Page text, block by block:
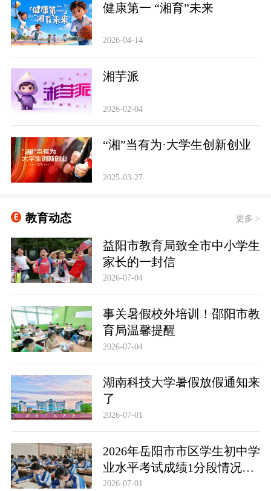
健康第一 “湘育”未来
2026-04-14
‌湘芋派
2026-02-04
“湘”当有为·大学生创新创业
2025-03-27
教育动态 更多 >
益阳市教育局致全市中小学生
家长的一封信
2026-07-04
事关暑假校外培训！邵阳市教
育局温馨提醒
2026-07-04
湖南科技大学暑假放假通知来
了
2026-07-01
2026年岳阳市市区学生初中学
业水平考试成绩1分段情况统
计表
2026-07-01